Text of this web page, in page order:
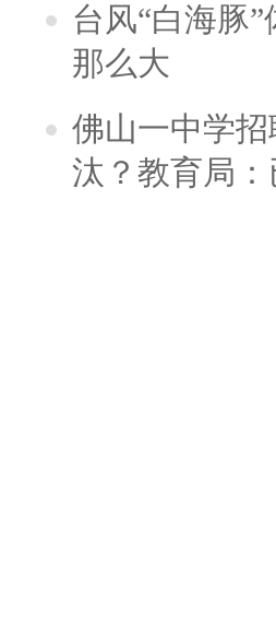
台风“白海豚
那么大
佛山一中学
汰？教育局